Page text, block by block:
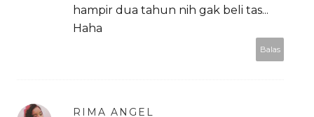
hampir dua tahun nih gak beli tas...
Haha
Balas
RIMA ANGEL